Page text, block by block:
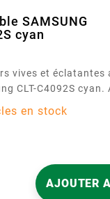
SAMSUNG
cyan
vives et éclatantes
CLT-C4092S cyan.
ce toner assure
Caractéristiques
en stock
AJOUTER